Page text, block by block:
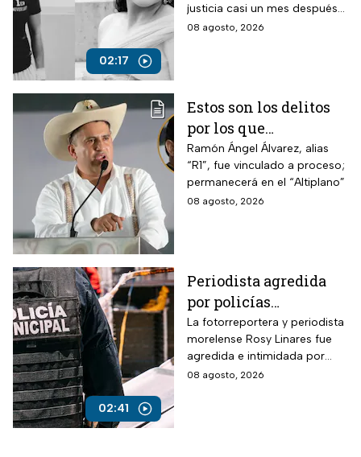
02:17
justicia casi un mes después
del fallecimiento de su hija.
08 agosto, 2026
Estos son los delitos
por los que
vincularon a proceso
al “R1″, presunto autor
intelectual del
asesinato de Carlos
Ramón Ángel Álvarez, alias
“R1”, fue vinculado a proceso;
permanecerá en el “Altiplano”
08 agosto, 2026
02:41
Periodista agredida
por policías
municipales
La fotorreportera y periodista
morelense Rosy Linares fue
agredida e intimidada por
elementos de la policía
08 agosto, 2026